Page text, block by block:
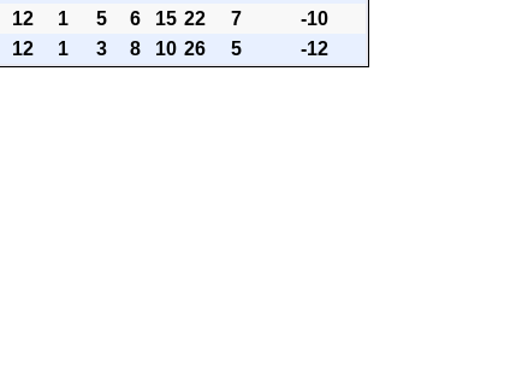
12 1 5 6 15 22 7
-10
12 1 3 8 10 26 5 -12